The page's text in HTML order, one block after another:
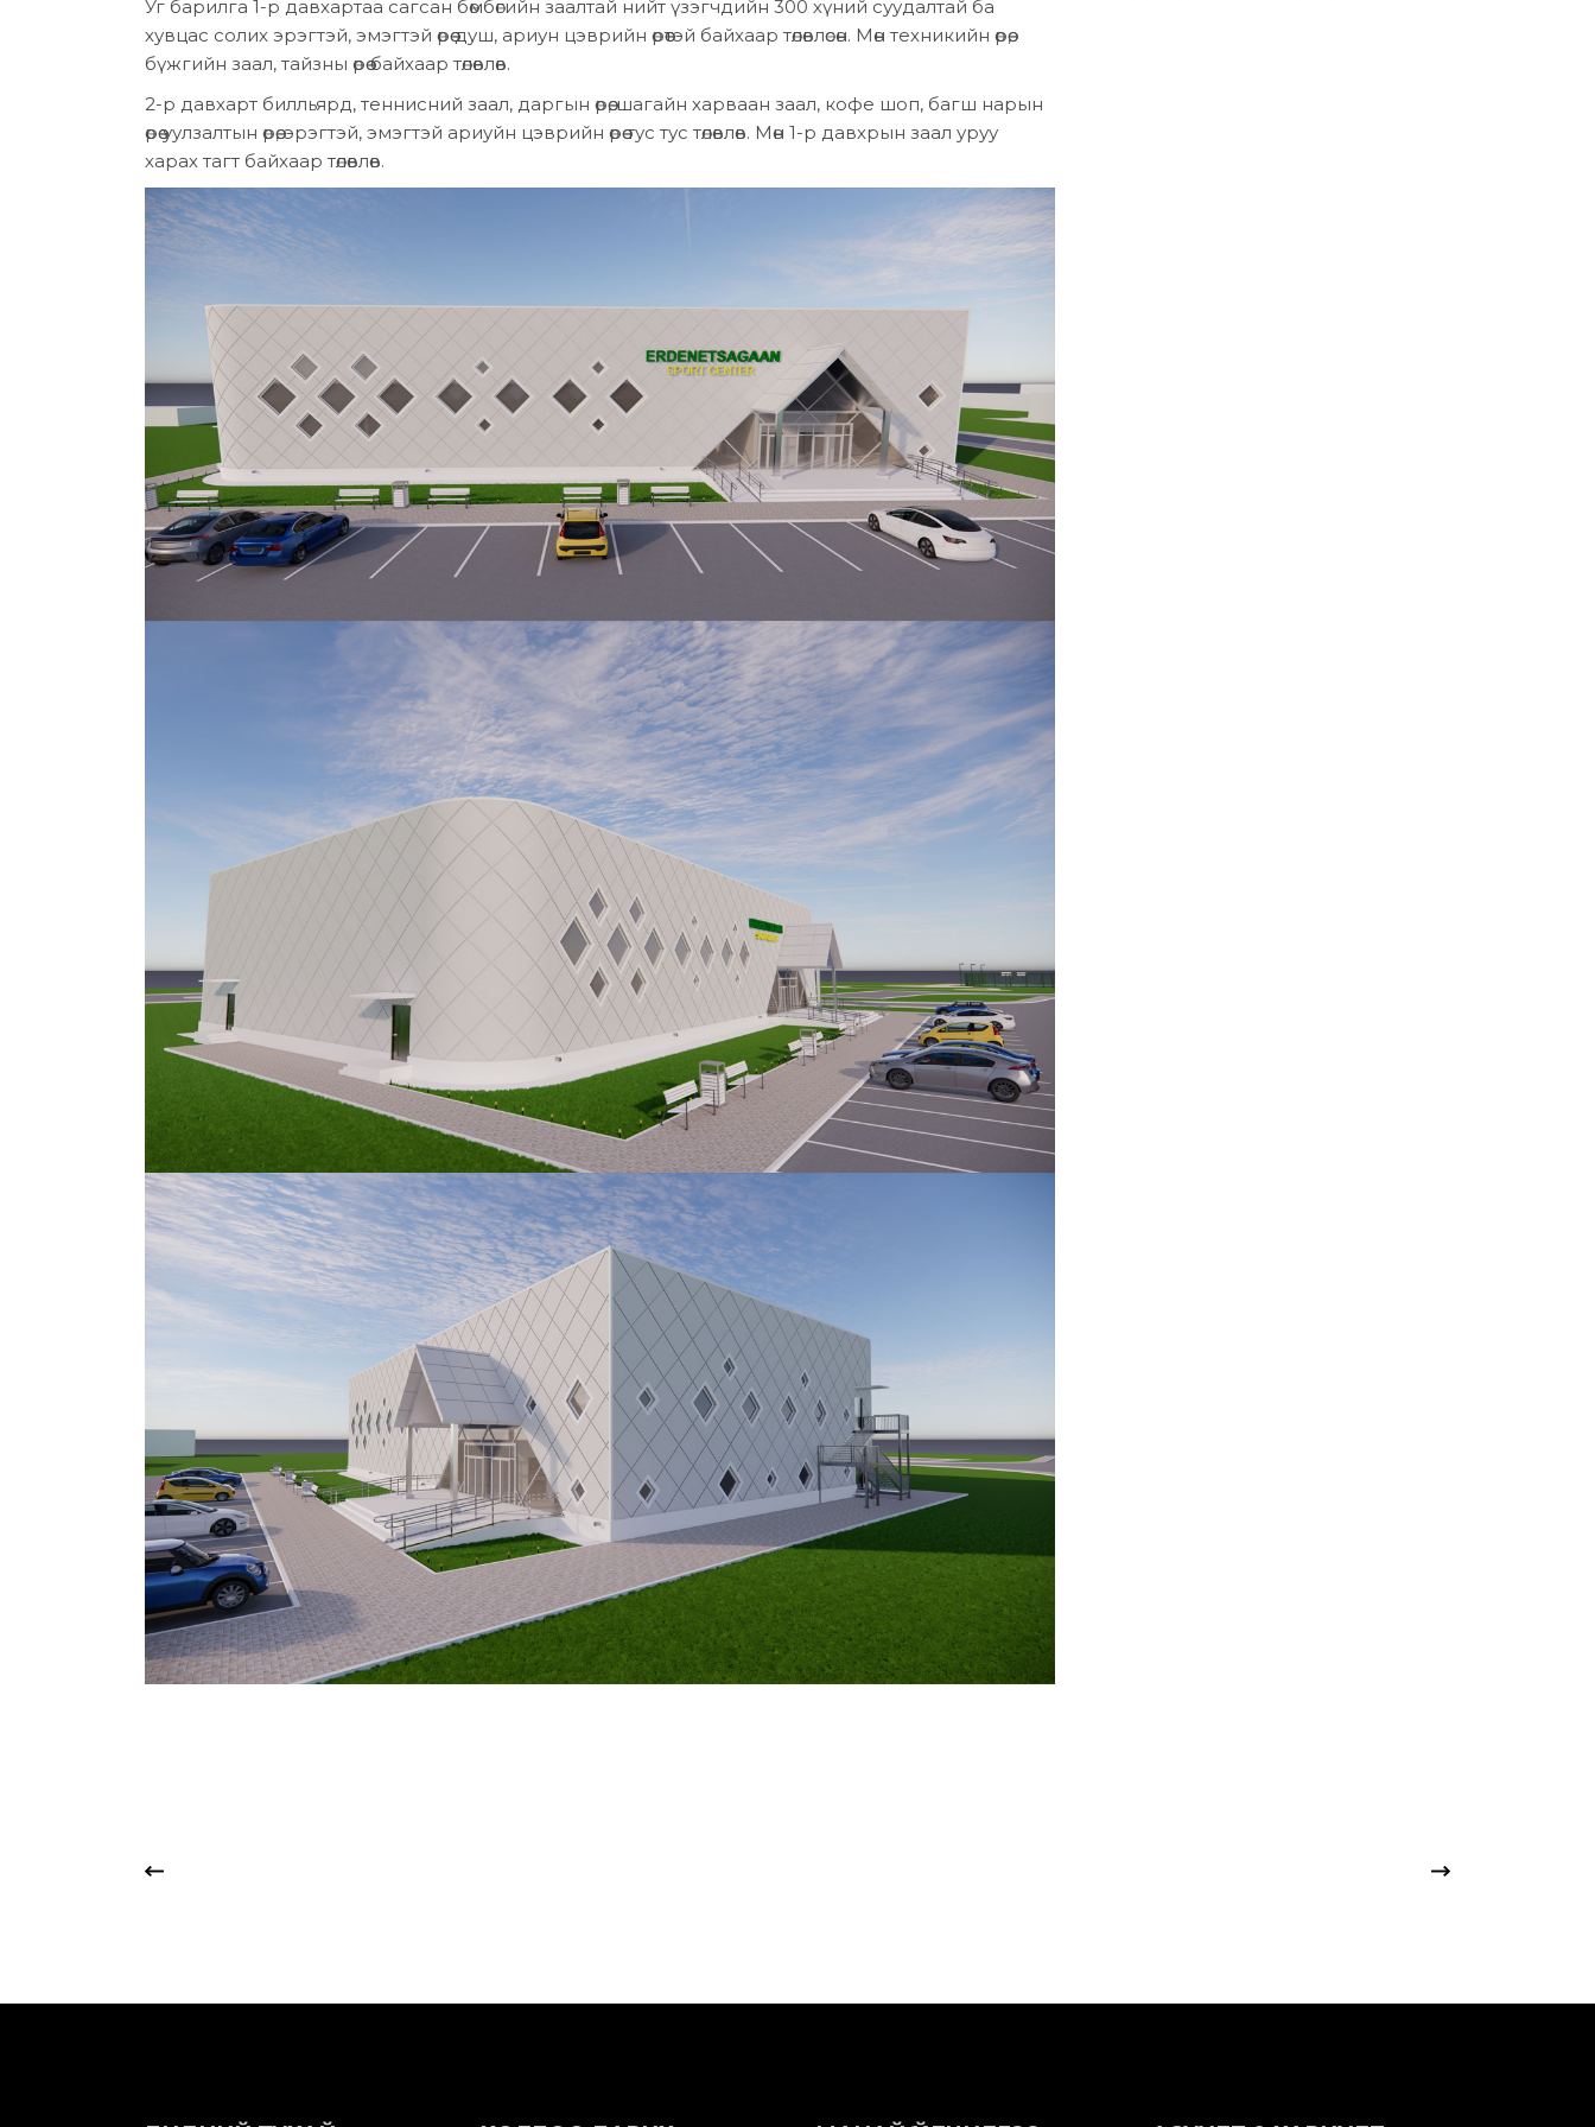
Уг барилга 1-р давхартаа сагсан бөмбөгийн заалтай нийт үзэгчдийн 300 хүний суудалтай ба
хувцас солих эрэгтэй, эмэгтэй өрөө душ, ариун цэврийн өрөөтэй байхаар төлөвлөсөн. Мөн техникийн өрөө,
бүжгийн заал, тайзны өрөө байхаар төлөвлөв.
2-р давхарт билльярд, теннисний заал, даргын өрөө, шагайн харваан заал, кофе шоп, багш нарын
өрөө уулзалтын өрөө, эрэгтэй, эмэгтэй ариуйн цэврийн өрөө тус тус төлөвлөв. Мөн 1-р давхрын заал уруу
харах тагт байхаар төлөвлөв.